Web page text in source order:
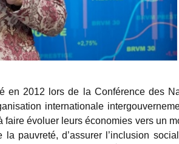
en 2012 lors de la Conférence des
internationale
faire évoluer leurs économies vers un
pauvreté, d’assurer l’inclusion